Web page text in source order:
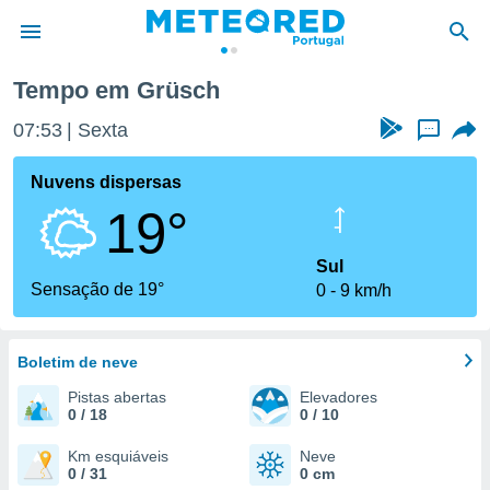
da
foi
fornecidas
a este
das
e
forma
digital
Tempo em Grüsch
07:53 Sexta ...
Nuvens dispersas
19°
Sensação de 19°
Sul
0
9 km/h
Boletim de neve
Pistas abertas
0 / 18
Elevadores
0 / 10
Km esquiáveis
0 / 31
Neve
0 cm